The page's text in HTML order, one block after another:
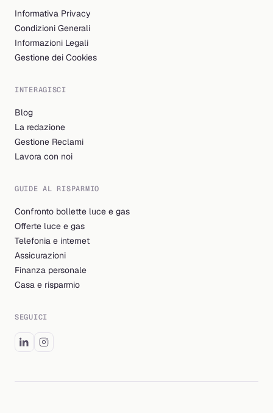
Informativa Privacy
Condizioni Generali
Informazioni Legali
Gestione dei Cookies
INTERAGISCI
Blog
La redazione
Gestione Reclami
Lavora con noi
GUIDE AL RISPARMIO
Confronto bollette luce e gas
Offerte luce e gas
Telefonia e internet
Assicurazioni
Finanza personale
Casa e risparmio
SEGUICI